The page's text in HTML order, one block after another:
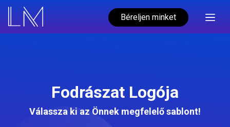
Béreljen minket
Fodrászat Logója
Válassza ki az Önnek megfelelő sablont!